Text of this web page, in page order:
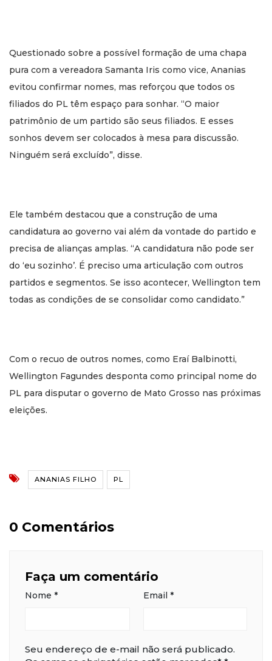
Questionado sobre a possível formação de uma chapa
pura com a vereadora Samanta Iris como vice, Ananias
evitou confirmar nomes, mas reforçou que todos os
filiados do PL têm espaço para sonhar. “O maior
patrimônio de um partido são seus filiados. E esses
sonhos devem ser colocados à mesa para discussão.
Ninguém será excluído”, disse.
Ele também destacou que a construção de uma
candidatura ao governo vai além da vontade do partido e
precisa de alianças amplas. “A candidatura não pode ser
do ‘eu sozinho’. É preciso uma articulação com outros
partidos e segmentos. Se isso acontecer, Wellington tem
todas as condições de se consolidar como candidato.”
Com o recuo de outros nomes, como Eraí Balbinotti,
Wellington Fagundes desponta como principal nome do
PL para disputar o governo de Mato Grosso nas próximas
eleições.
ANANIAS FILHO PL
0 Comentários
Faça um comentário
Nome * Email *
Seu endereço de e-mail não será publicado.